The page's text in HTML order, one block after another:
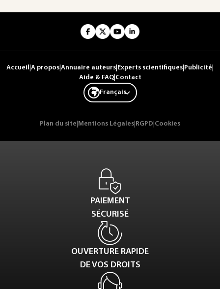
Accueil A propos Annuaire auteurs Experts scientifiques Publicité
Aide & FAQ| Contact
Français
Plan du site Mentions Légales RGPD Cookies
PAIEMENT
SÉCURISÉ
OUVERTURE RAPIDE
DE VOS DROITS